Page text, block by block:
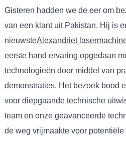
Gisteren hadden we de eer om
van een klant uit Pakistan. Hij is
nieuwsteAlexandriet
eerste hand ervaring opgedaan
technologieën door middel van
demonstraties. Het bezoek bood
voor diepgaande technische
team en onze geavanceerde
de weg vrijmaakte voor